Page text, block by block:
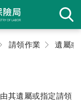
請領作業
其遺屬或指定請領